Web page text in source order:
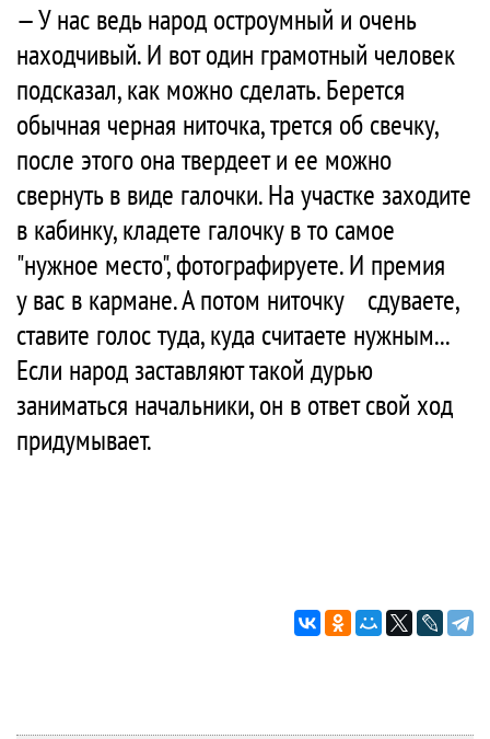
— У нас ведь народ остроумный и очень
находчивый. И вот один грамотный человек
подсказал, как можно сделать. Берется
обычная черная ниточка, трется об свечку,
после этого она твердеет и ее можно
свернуть в виде галочки. На участке заходите
в кабинку, кладете галочку в то самое
"нужное место", фотографируете. И премия
у вас в кармане. А потом ниточку сдуваете,
ставите голос туда, куда считаете нужным...
Если народ заставляют такой дурью
заниматься начальники, он в ответ свой ход
придумывает.